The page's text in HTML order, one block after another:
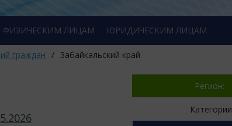
ФИЗИЧЕСКИМ ЛИЦАМ ЮРИДИЧЕСКИМ ЛИЦАМ
граждан / Забайкальский край
Регион:
Категории